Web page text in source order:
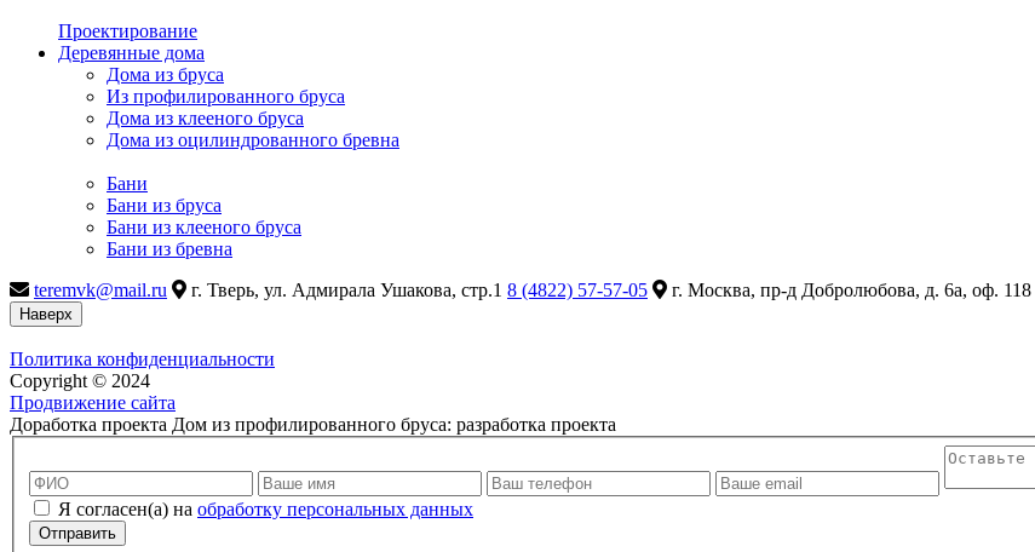
Проектирование
Деревянные дома
Дома из бруса
Из профилированного бруса
Дома из клееного бруса
Дома из оцилиндрованного бревна
Бани
Бани из бруса
Бани из клееного бруса
Бани из бревна
teremvk@mail.ru
г. Тверь, ул. Адмирала Ушакова, стр.1 8 (4822) 57-57-05 г. Москва, пр-д Добролюбова, д. 6а, оф. 118
Наверх
Политика конфиденциальности
Copyright © 2024
Продвижение сайта
Доработка проекта Дом из профилированного бруса: разработка проекта
Я согласен(а) на обработку персональных данных
Отправить